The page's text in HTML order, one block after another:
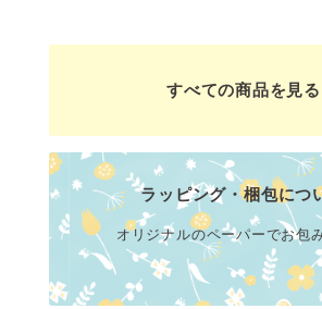
すべての商品を見る
ラッピング・梱包につ
オリジナルのペーパーでお包